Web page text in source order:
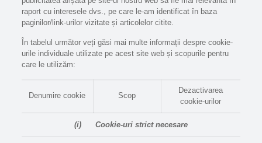
raport cu interesele dvs., pe care le-am identificat în baza
paginilor/link-urilor vizitate și articolelor citite.
În tabelul următor veți găsi mai multe informații despre cookie-
urile individuale utilizate pe acest site web și scopurile pentru
care le utilizăm:
Denumire cookie Scop
Dezactivarea
cookie-urilor
(i) Cookie-uri strict necesare